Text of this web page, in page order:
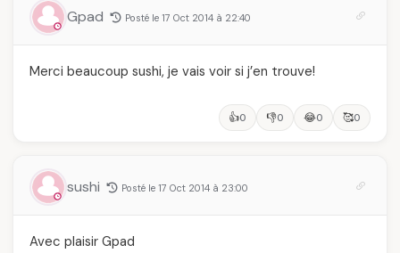
Gpad Posté le 17 Oct 2014 à 22:40
Merci beaucoup sushi, je vais voir si j’en trouve!
👍0 👎0 😂0 🥰0
sushi Posté le 17 Oct 2014 à 23:00
Avec plaisir Gpad